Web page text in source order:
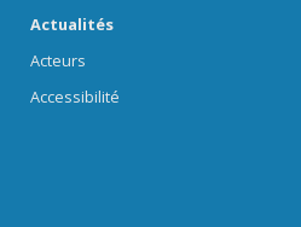
Actualités
Acteurs
Accessibilité